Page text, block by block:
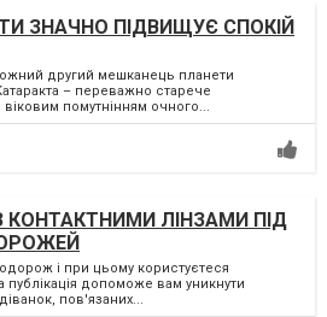
ЗНАЧНО ПІДВИЩУЄ СПОКІЙ
другий мешканець планети
– переважно старече
помутнінням очного...
ЛІНЗАМИ ПІД
і при цьому користуєтеся
публікація допоможе вам уникнути
пов'язаних...